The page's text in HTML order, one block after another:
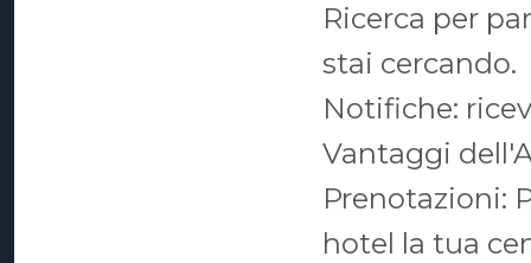
Ricerca per
stai cercando.
Notifiche:
Vantaggi
Prenotazioni:
hotel la tua